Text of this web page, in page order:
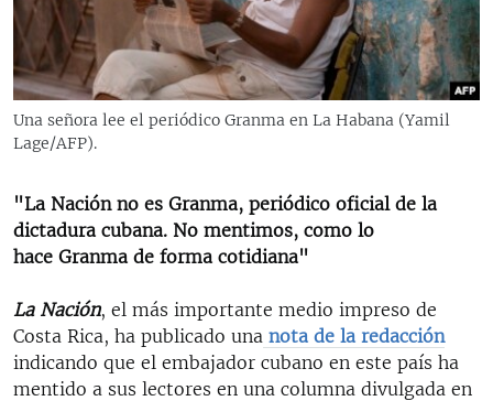
RADIO MARTÍ
ESPECIALES
ESPECIALES
LA REALIDAD DE LA VIVIENDA EN CUBA
LOS SANTOS DE HIALEAH
DESINFORMACIÓN RUSA EN AMÉRICA LATINA
LA INVASIÓN DE RUSIA A UCRANIA
MULTIMEDIA
EDITORIALES
SÍGUENOS
Una señora lee el periódico Granma en La Habana (Yamil
Lage/AFP).
"La Nación no es Granma, periódico oficial de la
dictadura cubana. No mentimos, como lo
hace Granma de forma cotidiana"
La Nación, el más importante medio impreso de
Costa Rica, ha publicado una nota de la redacción
indicando que el embajador cubano en este país ha
mentido a sus lectores en una columna divulgada en